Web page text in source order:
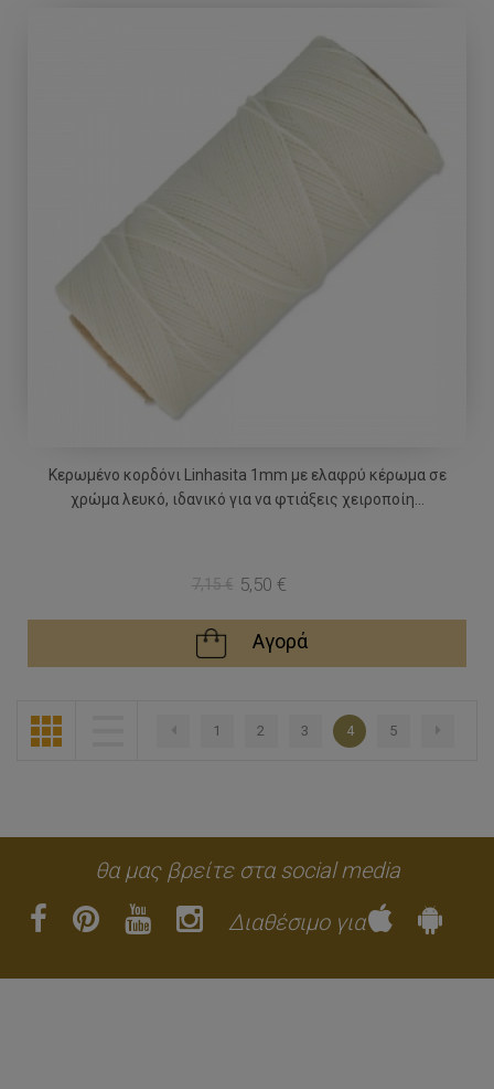
Κερωμένο κορδόνι Linhasita 1mm με ελαφρύ κέρωμα σε
χρώμα λευκό, ιδανικό για να φτιάξεις χειροποίη...
7,15 € 5,50 €
Αγορά
1 2 3 4 5
θα μας βρείτε στα social media
Διαθέσιμο για